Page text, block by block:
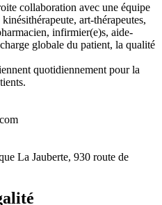
collaboration avec une équipe
art-thérapeutes,
infirmier(e)s, aide-
globale du patient, la qualité
quotidiennement pour la
La Jauberte, 930 route de